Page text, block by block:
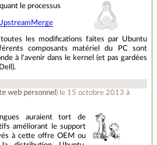
le processus
les modifications faites par Ubuntu
composants matériel du PC sont
à l'avenir dans le kernel (et pas gardées
web personnel ) le 15 octobre 2013 à
auraient tort de
améliorant le support
à cette offre OEM ou